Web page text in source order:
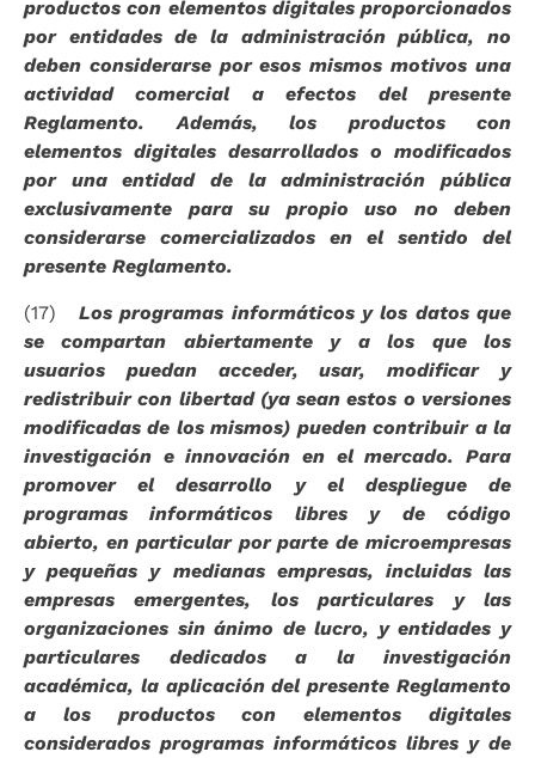
productos con elementos digitales proporcionados
por entidades de la administración pública, no
deben considerarse por esos mismos motivos una
actividad comercial a efectos del presente
Reglamento. Además, los productos con
elementos digitales desarrollados o modificados
por una entidad de la administración pública
exclusivamente para su propio uso no deben
considerarse comercializados en el sentido del
presente Reglamento.
(17) Los programas informáticos y los datos que
se compartan abiertamente y a los que los
usuarios puedan acceder, usar, modificar y
redistribuir con libertad (ya sean estos o versiones
modificadas de los mismos) pueden contribuir a la
investigación e innovación en el mercado. Para
promover el desarrollo y el despliegue de
programas informáticos libres y de código
abierto, en particular por parte de microempresas
y pequeñas y medianas empresas, incluidas las
empresas emergentes, los particulares y las
organizaciones sin ánimo de lucro, y entidades y
particulares dedicados a la investigación
académica, la aplicación del presente Reglamento
a los productos con elementos digitales
considerados programas informáticos libres y de